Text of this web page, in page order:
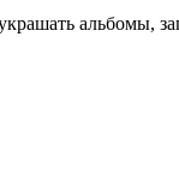
альбомы,